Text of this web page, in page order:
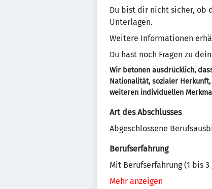
Du bist dir nicht sicher, ob
Unterlagen.
Weitere Informationen
Du hast noch Fragen zu
Wir betonen ausdrücklich,
Nationalität, sozialer
weiteren individuellen
Art des Abschlusses
Abgeschlossene
Berufserfahrung
Mit Berufserfahrung (1 bis 3
Mehr anzeigen